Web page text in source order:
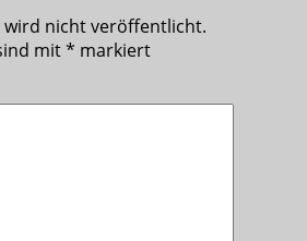
wird nicht veröffentlicht.
mit* markiert